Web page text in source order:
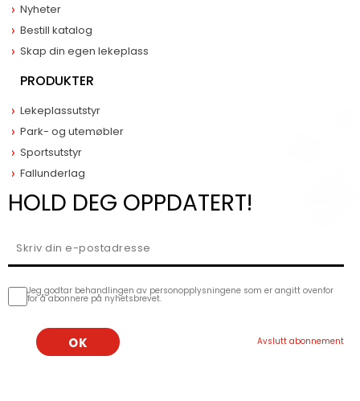
Nyheter
Bestill katalog
Skap din egen lekeplass
PRODUKTER
Lekeplassutstyr
Park- og utemøbler
Sportsutstyr
Fallunderlag
HOLD DEG OPPDATERT!
Jeg godtar behandlingen av personopplysningene som er angitt ovenfor
for å abonnere på nyhetsbrevet.